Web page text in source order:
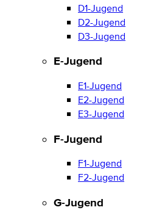
D1-Jugend
D2-Jugend
D3-Jugend
E-Jugend
E1-Jugend
E2-Jugend
E3-Jugend
F-Jugend
F1-Jugend
F2-Jugend
G-Jugend